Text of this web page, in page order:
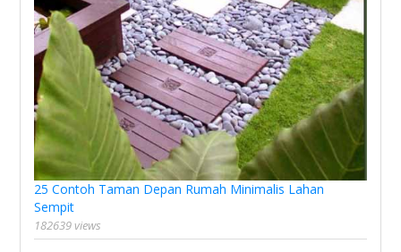
25 Contoh Taman Depan Rumah Minimalis Lahan
Sempit
182639 views